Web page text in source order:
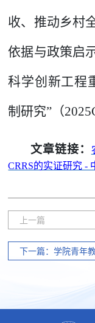
收、推动乡村
依据与政策启示
科学创新工程
制研究” （
文章链接：
CRRS的实证研究 -
上一篇
下一篇：学院青年